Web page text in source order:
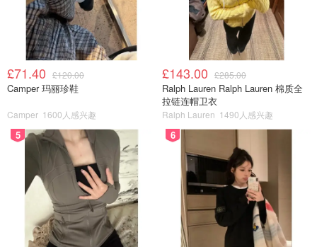
£71.40 £120.00
Camper 玛丽珍鞋
Camper 1600人感兴趣
£143.00 £285.00
Ralph Lauren Ralph Lauren 棉质全
拉链连帽卫衣
Ralph Lauren 1490人感兴趣
5 6